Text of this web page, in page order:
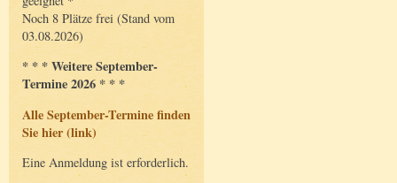
Noch 8 Plätze frei (Stand vom
03.08.2026)
* * * Weitere September-
Termine 2026 * * *
Alle September-Termine finden
Sie hier (link)
Eine Anmeldung ist erforderlich.